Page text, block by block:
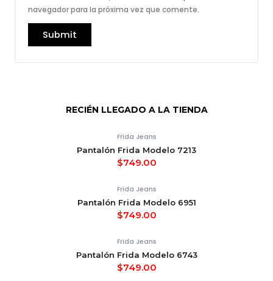
navegador para la próxima vez que comente.
RECIÉN LLEGADO A LA TIENDA
Frida Jeans
Pantalón Frida Modelo 7213
$749.00
Frida Jeans
Pantalón Frida Modelo 6951
$749.00
Frida Jeans
Pantalón Frida Modelo 6743
$749.00